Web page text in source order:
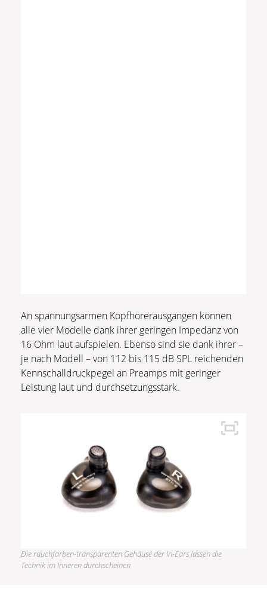
An spannungsarmen Kopfhörerausgängen können
alle vier Modelle dank ihrer geringen Impedanz von
16 Ohm laut aufspielen. Ebenso sind sie dank ihrer –
je nach Modell – von 112 bis 115 dB SPL reichenden
Kennschalldruckpegel an Preamps mit geringer
Leistung laut und durchsetzungsstark.
Die rauchfarben-transparenten Gehäuse der In-Ears lassen die
Technik im Inneren durchscheinen